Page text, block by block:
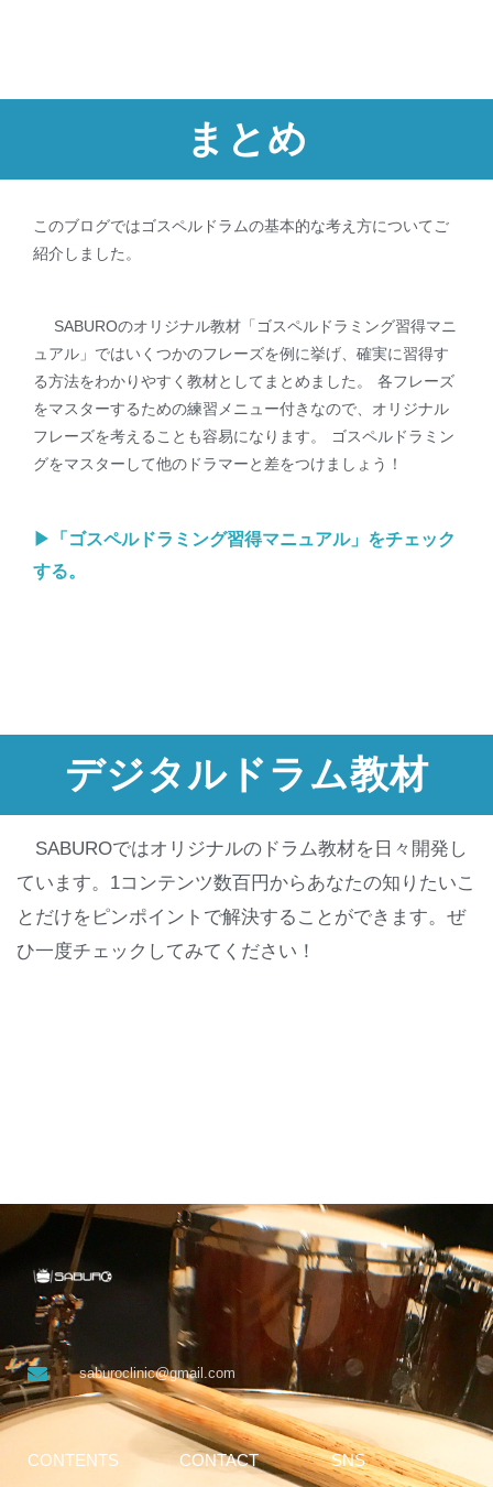
まとめ
このブログではゴスペルドラムの基本的な考え方についてご
紹介しました。
SABUROのオリジナル教材「ゴスペルドラミング習得マニ
ュアル」ではいくつかのフレーズを例に挙げ、確実に習得す
る方法をわかりやすく教材としてまとめました。 各フレーズ
をマスターするための練習メニュー付きなので、オリジナル
フレーズを考えることも容易になります。 ゴスペルドラミン
グをマスターして他のドラマーと差をつけましょう！
▶︎「ゴスペルドラミング習得マニュアル」をチェック
する。
デジタルドラム教材
SABUROではオリジナルのドラム教材を日々開発し
ています。1コンテンツ数百円からあなたの知りたいこ
とだけをピンポイントで解決することができます。ぜ
ひ一度チェックしてみてください！
saburoclinic@gmail.com
CONTENTS CONTACT SNS